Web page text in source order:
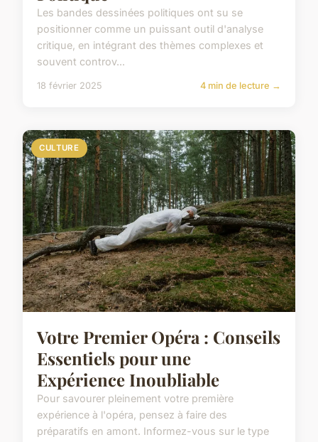
Les bandes dessinées politiques ont su se
positionner comme un puissant outil d'analyse
critique, en intégrant des thèmes complexes et
souvent controv...
18 février 2025 4 min de lecture →
CULTURE
Votre Premier Opéra : Conseils
Essentiels pour une
Expérience Inoubliable
Pour savourer pleinement votre première
expérience à l'opéra, pensez à faire des
préparatifs en amont. Informez-vous sur le type